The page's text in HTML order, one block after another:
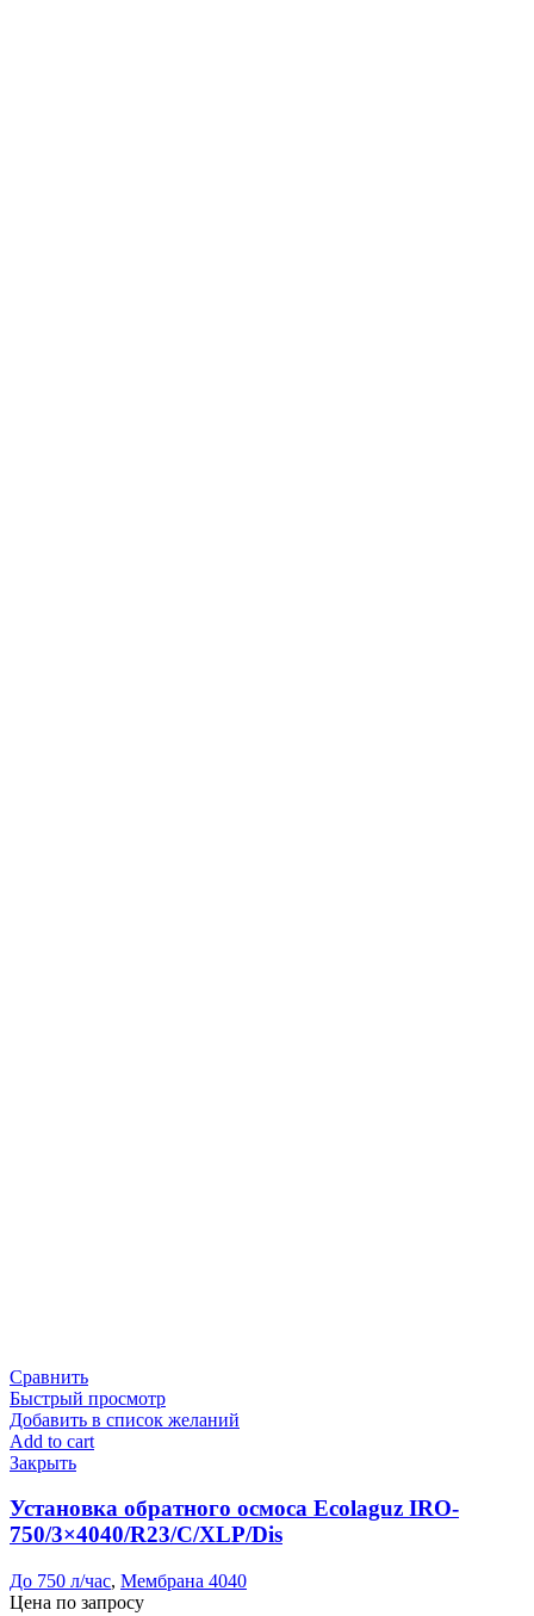
Сравнить
Быстрый просмотр
Добавить в список желаний
Add to cart
Закрыть
Установка обратного осмоса Ecolaguz IRO-
750/3×4040/R23/C/XLP/Dis
До 750 л/час, Мембрана 4040
Цена по запросу